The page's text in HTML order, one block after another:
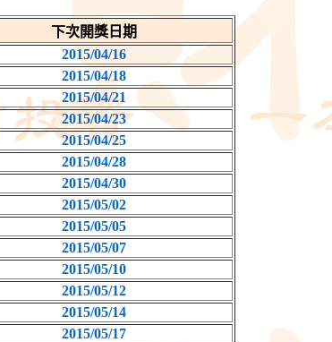
下次開獎日期
2015/04/16
2015/04/18
2015/04/21
2015/04/23
2015/04/25
2015/04/28
2015/04/30
2015/05/02
2015/05/05
2015/05/07
2015/05/10
2015/05/12
2015/05/14
2015/05/17